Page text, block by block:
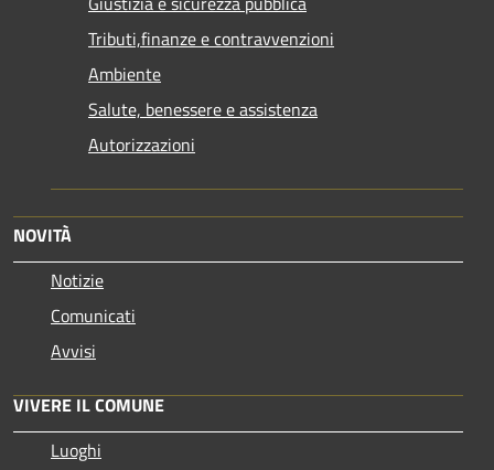
Tributi,finanze e contravvenzioni
Ambiente
Salute, benessere e assistenza
Autorizzazioni
NOVITÀ
Notizie
Comunicati
Avvisi
VIVERE IL COMUNE
Luoghi